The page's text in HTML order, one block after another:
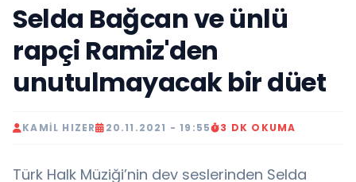
Selda Bağcan ve ünlü
rapçi Ramiz'den
unutulmayacak bir düet
KAMIL HIZER 20.11.2021 - 19:55 3 DK OKUMA
Türk Halk Müziği’nin dev seslerinden Selda